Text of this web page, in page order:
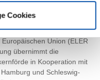
Cookies
und
des Landes
Union (ELER
übernimmt die
in Kooperation mit
und Schleswig-